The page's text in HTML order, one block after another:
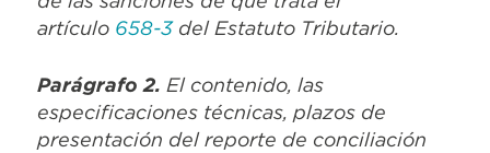
artículo 658-3del Estatuto Tributario.
Parágrafo 2. El contenido, las
especificaciones técnicas, plazos de
presentación del reporte de conciliación